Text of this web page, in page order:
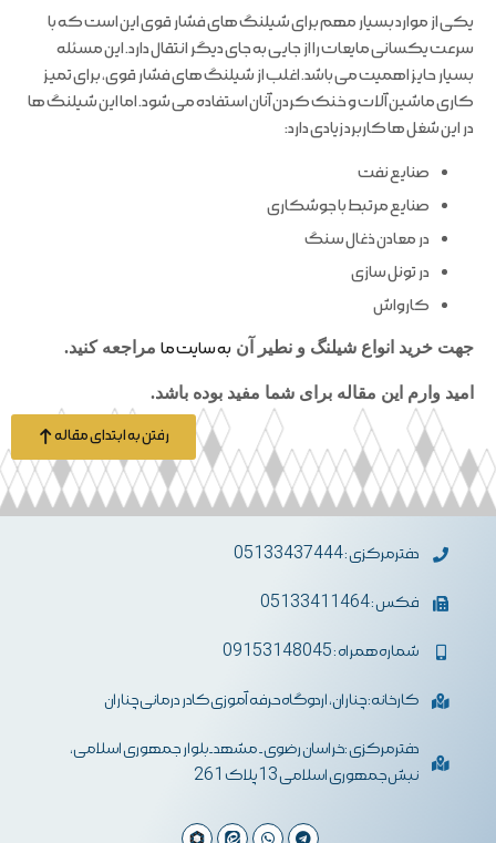
یکی از موارد بسیار مهم برای شیلنگ های فشار قوی این است که با
سرعت یکسانی مایعات را از جایی به جای دیگر انتقال دارد. این مسئله
بسیار حایز اهمیت می باشد. اغلب از شیلنگ های فشار قوی، برای تمیز
کاری ماشین آلات و خنک کردن آنان استفاده می شود. اما این شیلنگ ها
در این شغل ها کاربرد زیادی دارد:
صنایع نفت
صنایع مرتبط با جوشکاری
در معادن ذغال سنگ
در تونل سازی
کارواش
جهت خرید انواع شیلنگ و نطیر آن به سایت ما مراجعه کنید.
امید وارم این مقاله برای شما مفید بوده باشد.
رفتن به ابتدای مقاله
دفترمرکزی : 05133437444
فکس : 05133411464
شماره همراه : 09153148045
کارخانه: چناران، اردوگاه حرفه آموزی کادر درمانی چناران
دفترمرکزی :خراسان رضوی- مشهد-بلوار جمهوری اسلامی،
نبش جمهوری اسلامی 13 پلاک 261